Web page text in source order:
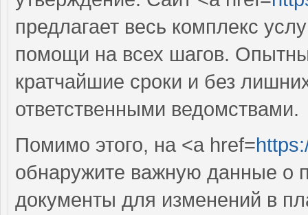
предлагает весь комплекс
помощи на всех шагов.
кратчайшие сроки и без
ответственными ведомствами.
Помимо этого, на <a href=
обнаружите важную данные о
документы для изменений в